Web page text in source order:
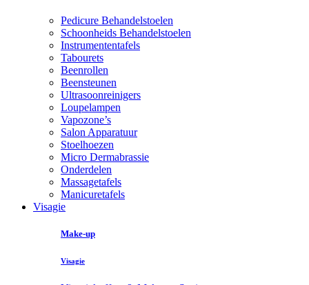
Pedicure Behandelstoelen
Schoonheids Behandelstoelen
Instrumententafels
Tabourets
Beenrollen
Beensteunen
Ultrasoonreinigers
Loupelampen
Vapozone’s
Salon Apparatuur
Stoelhoezen
Micro Dermabrassie
Onderdelen
Massagetafels
Manicuretafels
Visagie
Make-up
Visagie